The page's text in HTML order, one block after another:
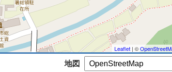
Leaflet | ©
地図